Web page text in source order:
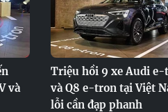
và
Triệu hồi 9 xe Audi
và Q8 e-tron tại Việt
lỗi cần đạp phanh